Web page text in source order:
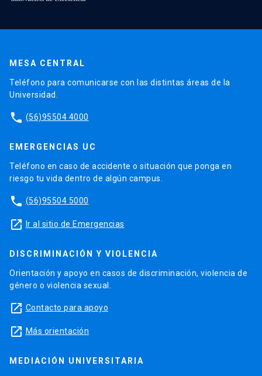
MESA CENTRAL
Teléfono para comunicarse con las distintas áreas de la
Universidad.
phone (56)95504 4000
EMERGENCIAS UC
Teléfono en caso de accidente o situación que ponga en
riesgo tu vida dentro de algún campus.
phone (56)95504 5000
launch Ir al sitio de Emergencias
DISCRIMINACIÓN Y VIOLENCIA
Orientación y apoyo en casos de discriminación, violencia de
género o violencia sexual.
launch Contacto para apoyo
launch Más orientación
MEDIACIÓN UNIVERSITARIA